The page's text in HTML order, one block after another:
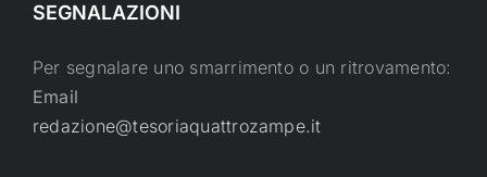
SEGNALAZIONI
Per segnalare uno smarrimento o un ritrovamento:
Email
redazione@tesoriaquattrozampe.it